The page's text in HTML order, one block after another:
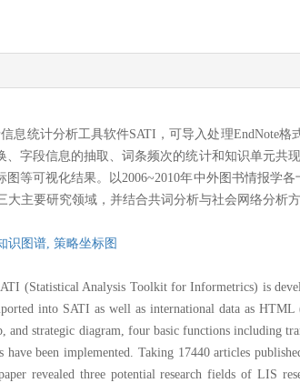
息统计分析工具软件SATI，可导入处理EndNote格
字段信息的抽取、词条频次的统计和知识单元共
等可视化结果。以2006~2010年中外图书情报学
主要研究领域，并结合共词分析与社会网络分析
识图谱, 策略坐标图
(Statistical Analysis Toolkit for Informetrics) is
into SATI as well as international data as
and strategic diagram, four basic functions including
been implemented. Taking 17440 articles
revealed three potential research fields of LIS